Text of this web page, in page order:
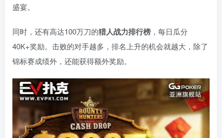
盛宴。
同时，还有高达100万刀的猎人战力排行榜 ，每日瓜分
40K+奖励。击败的对手越多，排名上升的机会就越大，除了
锦标赛成绩外，还能获得额外奖励。